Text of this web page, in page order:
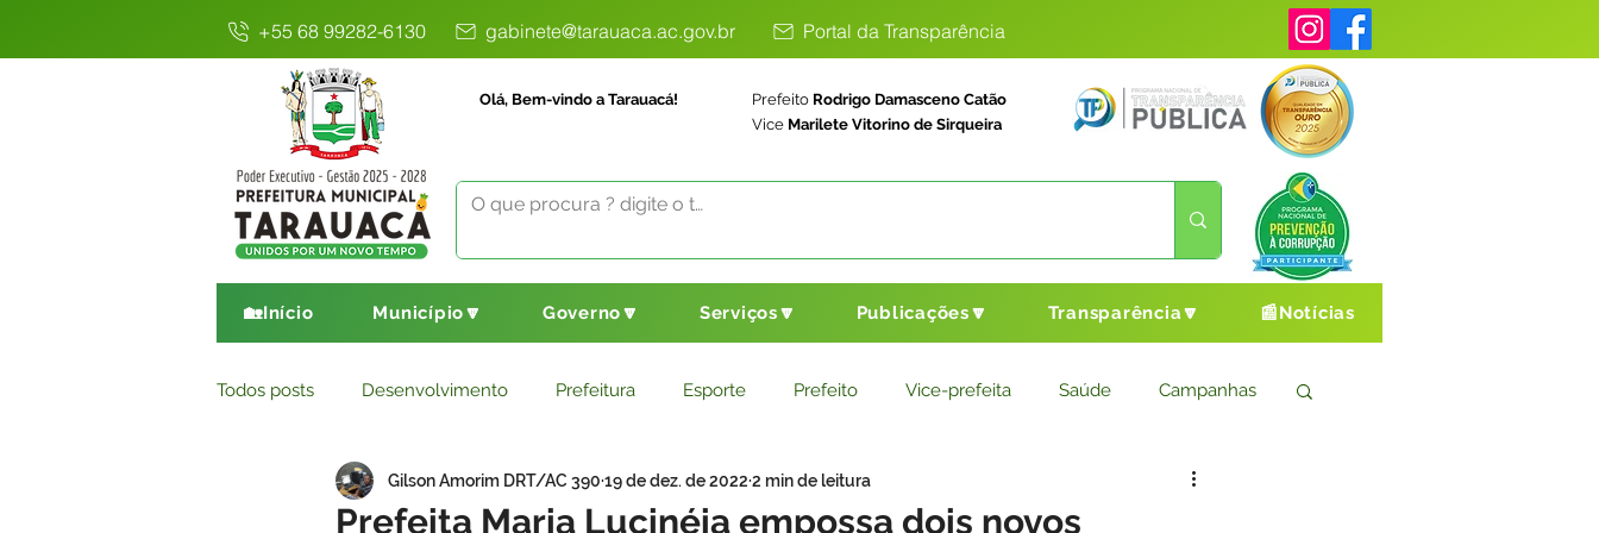
+55 68 99282-6130 gabinete@tarauaca.ac.gov.br Portal da Transparência
Olá, Bem-vindo a Tarauacá! Prefeito Rodrigo Damasceno Catão
Vice Marilete Vitorino de Sirqueira
🏡Início Município🔽 Governo🔽 Serviços🔽 Publicações🔽 Transparência🔽 📰Notícias
Todos posts Desenvolvimento Prefeitura Esporte Prefeito Vice-prefeita Saúde Campanhas
Comunicado Educação Saneamento Básico Agricultura Cultura e Esporte
Prefeita Maria Lucinéia empossa dois novos
Gilson Amorim DRT/AC 390 19 de dez. de 2022 2 min de leitura